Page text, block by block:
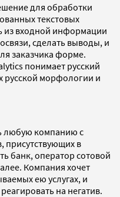
для обработки
текстовых
из входной информации
сделать выводы, и
заказчика форме.
понимает русский
русской морфологии и
любую компанию с
присутствующих в
банк, оператор сотовой
Компания хочет
ею услугах, и
на негатив.